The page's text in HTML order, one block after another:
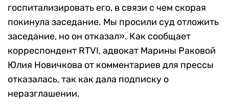
госпитализировать его, в связи с чем скорая
покинула заседание. Мы просили суд отложить
заседание, но он отказал». Как сообщает
корреспондент RTVI, адвокат Марины Раковой
Юлия Новичкова от комментариев для прессы
отказалась, так как дала подписку о
неразглашении.